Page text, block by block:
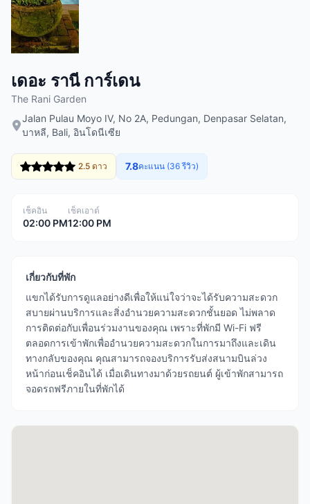
เดอะ รานี การ์เดน
The Rani Garden
Jalan Pulau Moyo IV, No 2A, Pedungan, Denpasar Selatan,
บาหลี, Bali, อินโดนีเซีย
2.5 ดาว 7.8คะแนน (36 รีวิว)
เช็คอิน
02:00 PM
เช็คเอาต์
12:00 PM
เกี่ยวกับที่พัก
แขกได้รับการดูแลอย่างดีเพื่อให้แน่ใจว่าจะได้รับความสะดวก
สบายผ่านบริการและสิ่งอำนวยความสะดวกชั้นยอด ไม่พลาด
การติดต่อกับเพื่อนร่วมงานของคุณ เพราะที่พักมี Wi-Fi ฟรี
ตลอดการเข้าพักเพื่ออำนวยความสะดวกในการมาถึงและเดิน
ทางกลับของคุณ คุณสามารถจองบริการรับส่งสนามบินล่วง
หน้าก่อนเช็คอินได้ เมื่อเดินทางมาด้วยรถยนต์ ผู้เข้าพักสามารถ
จอดรถฟรีภายในที่พักได้